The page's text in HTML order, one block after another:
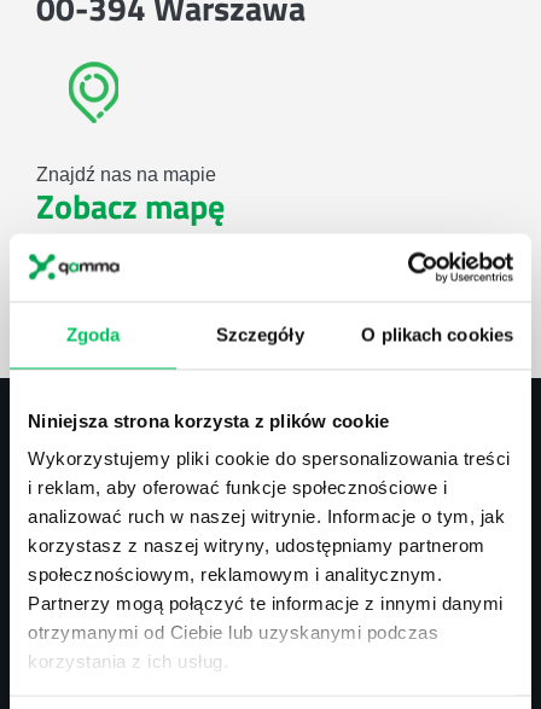
Zgoda Szczegóły O plikach cookies
Niniejsza strona korzysta z plików cookie
Wykorzystujemy pliki cookie do spersonalizowania treści
i reklam, aby oferować funkcje społecznościowe i
analizować ruch w naszej witrynie. Informacje o tym, jak
korzystasz z naszej witryny, udostępniamy partnerom
społecznościowym, reklamowym i analitycznym.
Partnerzy mogą połączyć te informacje z innymi danymi
otrzymanymi od Ciebie lub uzyskanymi podczas
korzystania z ich usług.
Znajdź nas na mapie
Zobacz mapę
ZAPYTAJ O NASZE ROZWIĄZANIA
Kontakt
tel.: 505 273 550